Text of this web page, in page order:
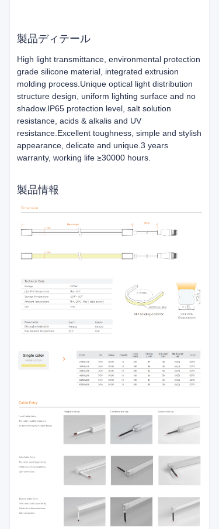
製品ディテール
High light transmittance, environmental protection
grade silicone material, integrated extrusion
molding process.Unique optical light distribution
structure design, uniform lighting surface and no
shadow.IP65 protection level, salt solution
resistance, acids & alkalis and UV
resistance.Excellent toughness, simple and stylish
appearance, delicate and unique.3 years
warranty, working life ≥30000 hours.
製品情報